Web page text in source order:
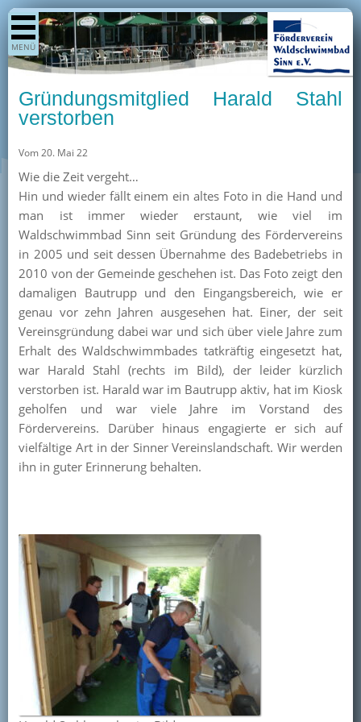
MENÜ
Shop
Aktuelles
Termine
/ Preise
Kurse
Unterstützer
Über uns
Team
Pressearchiv
Mitglied werden
Gründungsmitglied Harald Stahl
verstorben
Vom 20. Mai 22
Wie die Zeit vergeht…
Hin und wieder fällt einem ein altes Foto in die Hand und
man ist immer wieder erstaunt, wie viel im
Waldschwimmbad Sinn seit Gründung des Fördervereins
in 2005 und seit dessen Übernahme des Badebetriebs in
2010 von der Gemeinde geschehen ist. Das Foto zeigt den
damaligen Bautrupp und den Eingangsbereich, wie er
genau vor zehn Jahren ausgesehen hat. Einer, der seit
Vereinsgründung dabei war und sich über viele Jahre zum
Erhalt des Waldschwimmbades tatkräftig eingesetzt hat,
war Harald Stahl (rechts im Bild), der leider kürzlich
verstorben ist. Harald war im Bautrupp aktiv, hat im Kiosk
geholfen und war viele Jahre im Vorstand des
Fördervereins. Darüber hinaus engagierte er sich auf
vielfältige Art in der Sinner Vereinslandschaft. Wir werden
ihn in guter Erinnerung behalten.